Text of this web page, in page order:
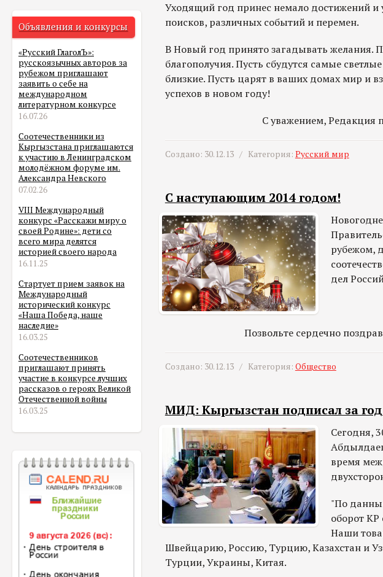
Объявления и конкурсы
«Русский ГлаголЪ»:
русскоязычных авторов за
рубежом приглашают
заявить о себе на
международном
литературном конкурсе
16.07.26
Соотечественники из
Кыргызстана приглашаются
к участию в Ленинградском
молодёжном форуме им.
Александра Невского
07.02.26
VIII Международный
конкурс «Расскажи миру о
своей Родине»: дети со
всего мира делятся
историей своего народа
16.11.25
Стартует прием заявок на
Международный
исторический конкурс
«Наша Победа, наше
наследие»
16.03.25
Соотечественников
приглашают принять
участие в конкурсе лучших
рассказов о героях Великой
Отечественной войны
16.03.25
Уходящий год принес немало достижений
поисков, различных событий и перемен.
В Новый год принято загадывать желания.
благополучия. Пусть сбудутся самые
близкие. Пусть царят в ваших домах мир и
успехов в новом году!
С уважением, Редакция
Создано: 30.12.13 / Категория: Русский мир
С наступающим 2014 годом!
рубежом,
дел
Позвольте сердечно
Создано: 30.12.13 / Категория: Общество
МИД: Кыргызстан подписал за
Сегодня,
время
"По
оборот КР
Наши
Швейцарию, Россию, Турцию, Казахстан и
Турции, Украины, Китая.